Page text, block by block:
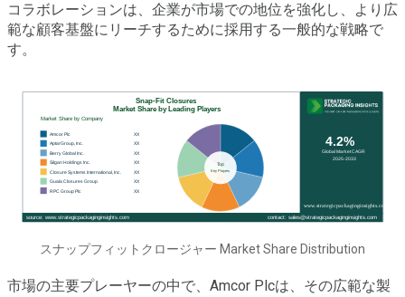
コラボレーションは、企業が市場での地位を強化し、より広
範な顧客基盤にリーチするために採用する一般的な戦略で
す。
スナップフィットクロージャー Market Share Distribution
市場の主要プレーヤーの中で、Amcor Plcは、その広範な製